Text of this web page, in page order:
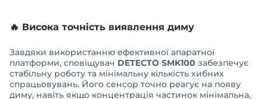
🔥 Висока точність виявлення диму
Завдяки використанню ефективної апаратної
платформи, сповіщувач DETECTO SMK100 забезпечує
стабільну роботу та мінімальну кількість хибних
спрацьовувань. Його сенсор точно реагує на появу
диму, навіть якщо концентрація частинок мінімальна,